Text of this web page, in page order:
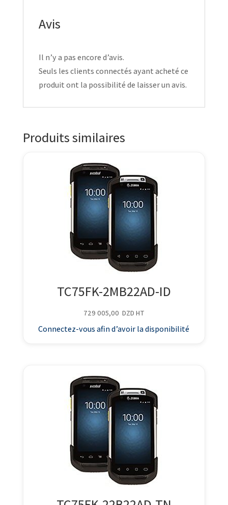
Avis
Il n’y a pas encore d’avis.
Seuls les clients connectés ayant acheté ce
produit ont la possibilité de laisser un avis.
Produits similaires
TC75FK-2MB22AD-ID
729 005,00 DZD HT
Connectez-vous afin d’avoir la disponibilité